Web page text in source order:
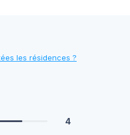
les résidences ?
4